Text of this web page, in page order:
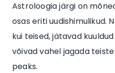
Astroloogia järgi on
osas eriti uudishimulikud.
kui teised, jätavad
võivad vahel jagada
peaks.